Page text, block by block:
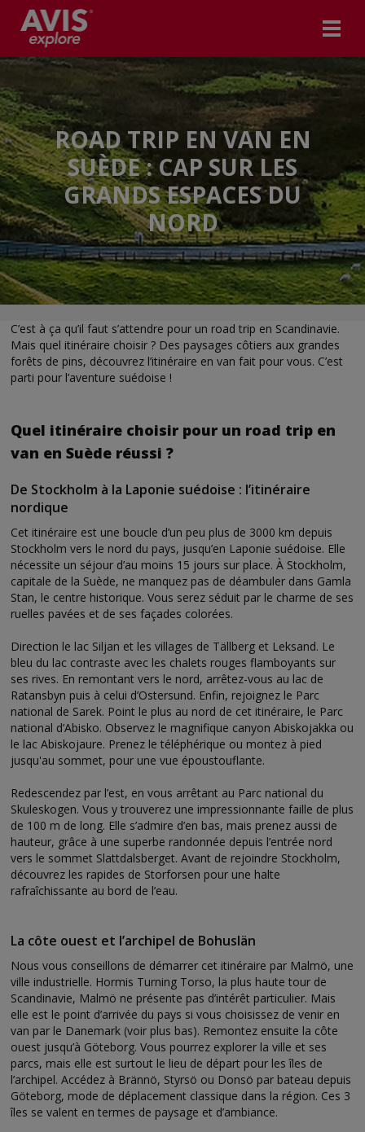
ROAD TRIP EN VAN EN
SUÈDE : CAP SUR LES
GRANDS ESPACES DU
NORD
C’est à ça qu’il faut s’attendre pour un road trip en Scandinavie.
Mais quel itinéraire choisir ? Des paysages côtiers aux grandes
forêts de pins, découvrez l’itinéraire en van fait pour vous. C’est
parti pour l’aventure suédoise !
Quel itinéraire choisir pour un road trip en
van en Suède réussi ?
De Stockholm à la Laponie suédoise : l’itinéraire
nordique
Cet itinéraire est une boucle d’un peu plus de 3000 km depuis
Stockholm vers le nord du pays, jusqu’en Laponie suédoise. Elle
nécessite un séjour d’au moins 15 jours sur place. À Stockholm,
capitale de la Suède, ne manquez pas de déambuler dans Gamla
Stan, le centre historique. Vous serez séduit par le charme de ses
ruelles pavées et de ses façades colorées.
Direction le lac Siljan et les villages de Tällberg et Leksand. Le
bleu du lac contraste avec les chalets rouges flamboyants sur
ses rives. En remontant vers le nord, arrêtez-vous au lac de
Ratansbyn puis à celui d’Ostersund. Enfin, rejoignez le Parc
national de Sarek. Point le plus au nord de cet itinéraire, le Parc
national d’Abisko. Observez le magnifique canyon Abiskojakka ou
le lac Abiskojaure. Prenez le téléphérique ou montez à pied
jusqu'au sommet, pour une vue époustouflante.
Redescendez par l’est, en vous arrêtant au Parc national du
Skuleskogen. Vous y trouverez une impressionnante faille de plus
de 100 m de long. Elle s’admire d’en bas, mais prenez aussi de
hauteur, grâce à une superbe randonnée depuis l’entrée nord
vers le sommet Slattdalsberget. Avant de rejoindre Stockholm,
découvrez les rapides de Storforsen pour une halte
rafraîchissante au bord de l’eau.
La côte ouest et l’archipel de Bohuslän
Nous vous conseillons de démarrer cet itinéraire par Malmö, une
ville industrielle. Hormis Turning Torso, la plus haute tour de
Scandinavie, Malmö ne présente pas d’intérêt particulier. Mais
elle est le point d’arrivée du pays si vous choisissez de venir en
van par le Danemark (voir plus bas). Remontez ensuite la côte
ouest jusqu’à Göteborg. Vous pourrez explorer la ville et ses
parcs, mais elle est surtout le lieu de départ pour les îles de
l’archipel. Accédez à Brännö, Styrsö ou Donsö par bateau depuis
Göteborg, mode de déplacement classique dans la région. Ces 3
îles se valent en termes de paysage et d’ambiance.